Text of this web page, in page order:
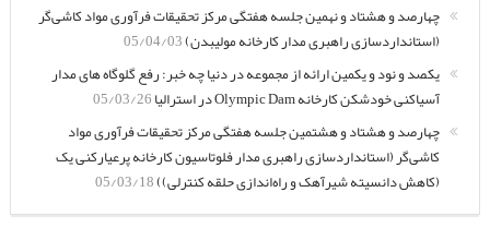
چهارصد و هشتاد و نهمین جلسه هفتگی مرکز تحقیقات فرآوری مواد کاشی‌گر
(استانداردسازی راهبری مدار کارخانه مولیبدن)05/04/03
یکصد و نود و یکمین ارائه از مجموعه در دنیا چه خبر: رفع گلوگاه های مدار
آسیاکنی خودشکن کارخانه Olympic Dam در استرالیا
05/03/26
چهارصد و هشتاد و هشتمین جلسه هفتگی مرکز تحقیقات فرآوری مواد
کاشی‌گر (استانداردسازی راهبری مدار فلوتاسیون کارخانه پرعیارکنی یک
(کاهش دانسیته شیرآهک و راه‌اندازی حلقه کنترلی))05/03/18